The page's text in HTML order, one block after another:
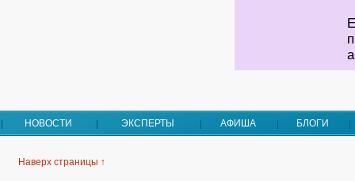
НОВОСТИ ЭКСПЕРТЫ АФИША БЛОГИ
Наверх страницы ↑